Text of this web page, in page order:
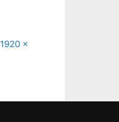
1920 ×